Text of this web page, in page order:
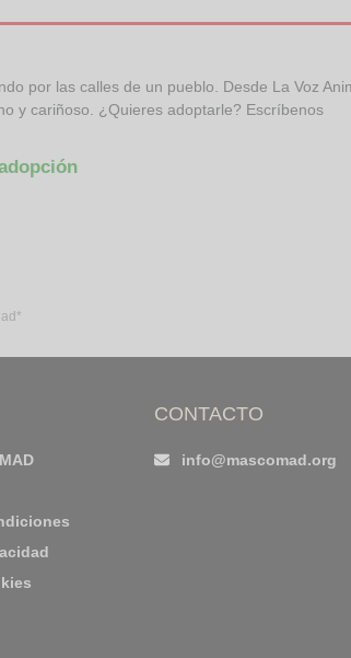
por las calles de un pueblo. Desde La Voz
y cariñoso. ¿Quieres adoptarle? Escríbenos
CONTACTO
info@mascomad.org